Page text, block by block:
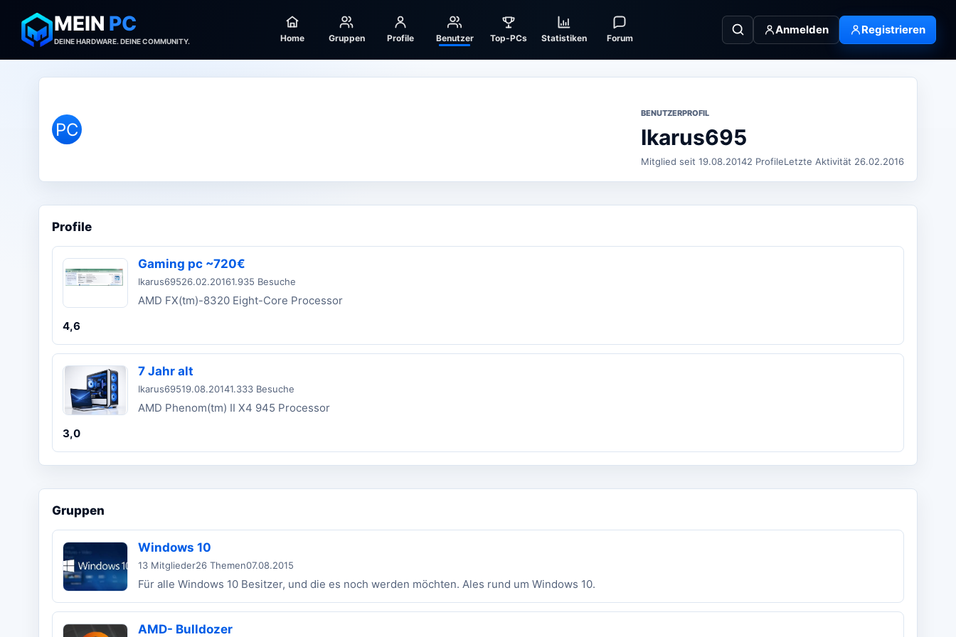
MEIN PC
DEINE HARDWARE. DEINE COMMUNITY. Home Gruppen Profile Benutzer Top-PCs Statistiken Forum
Anmelden Registrieren
PC
BENUTZERPROFIL
Ikarus695
Mitglied seit 19.08.20142 ProfileLetzte Aktivität 26.02.2016
Profile
Gaming pc ~720€
Ikarus69526.02.20161.935 Besuche
AMD FX(tm)-8320 Eight-Core Processor
4,6
7 Jahr alt
Ikarus69519.08.20141.333 Besuche
AMD Phenom(tm) II X4 945 Processor
3,0
Gruppen
Windows 10
13 Mitglieder26 Themen07.08.2015
Für alle Windows 10 Besitzer, und die es noch werden möchten. Ales rund um Windows 10.
AMD- Bulldozer